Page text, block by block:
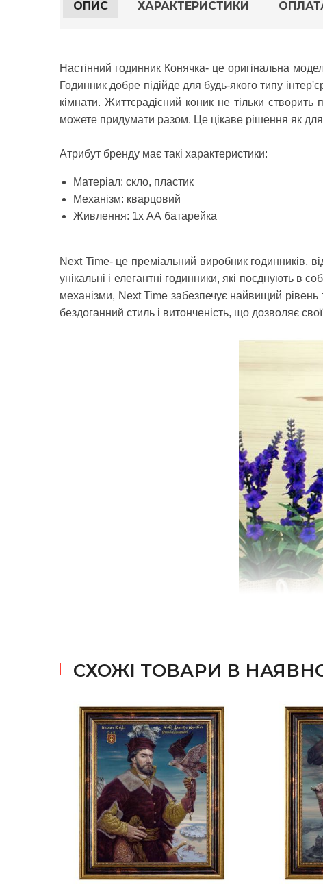
ОПИС ХАРАКТЕРИСТИКИ
Настінний годинник Конячка- це оригінальна
Годинник добре підійде для будь-якого типу
кімнати. Життєрадісний коник не тільки
можете придумати разом. Це цікаве рішення як для
Атрибут бренду має такі характеристики:
Матеріал: скло, пластик
Механізм: кварцовий
Живлення: 1x АА батарейка
Next Time- це преміальний виробник годинників,
унікальні і елегантні годинники, які поєднують в
механізми, Next Time забезпечує найвищий рівень
бездоганний стиль і витонченість, що дозволяє
СХОЖІ ТОВАРИ В